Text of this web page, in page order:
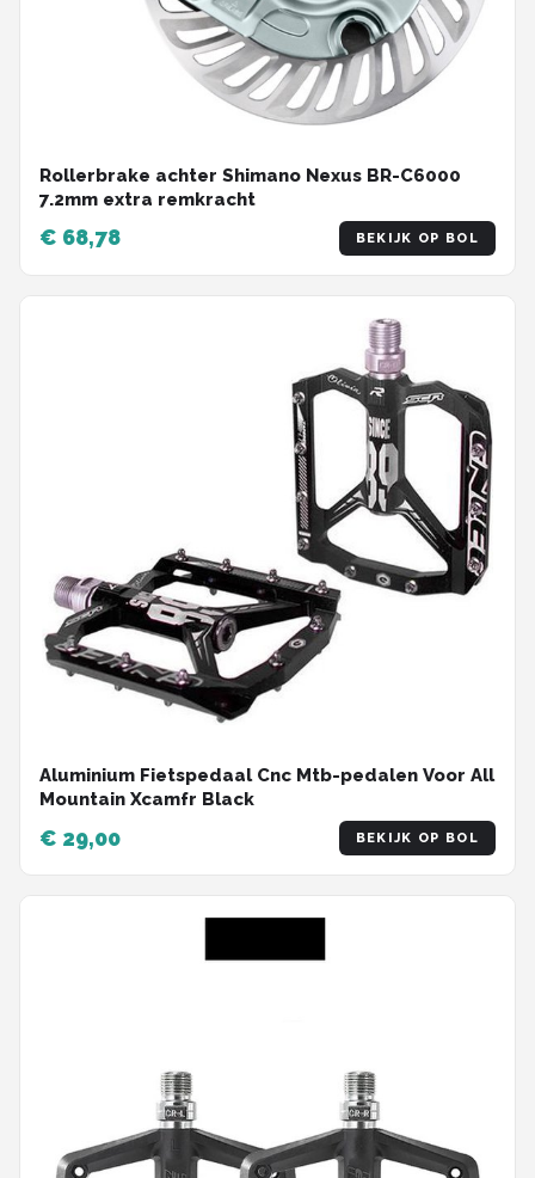
Rollerbrake achter Shimano Nexus BR-C6000
7.2mm extra remkracht
€ 68,78 BEKIJK OP BOL
Aluminium Fietspedaal Cnc Mtb-pedalen Voor All
Mountain Xcamfr Black
€ 29,00 BEKIJK OP BOL